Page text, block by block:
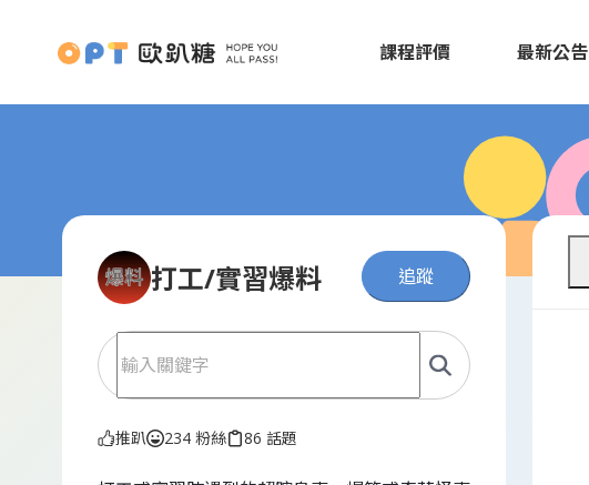
課程評價 最新公告
打工/實習爆料 追蹤
推趴 234 粉絲 86 話題